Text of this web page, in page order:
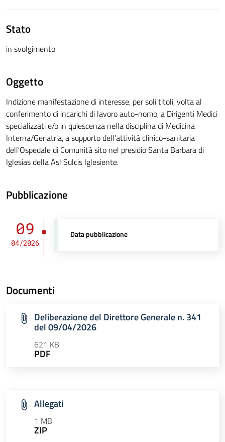
Stato
in svolgimento
Oggetto
Indizione manifestazione di interesse, per soli titoli, volta al
conferimento di incarichi di lavoro auto-nomo, a Dirigenti Medici
specializzati e/o in quiescenza nella disciplina di Medicina
Interna/Geriatria, a supporto dell'attività clinico-sanitaria
dell'Ospedale di Comunità sito nel presidio Santa Barbara di
Iglesias della Asl Sulcis Iglesiente.
Pubblicazione
09
04/2026
Data pubblicazione
Documenti
Deliberazione del Direttore Generale n. 341
del 09/04/2026
621 KB
PDF
Allegati
1 MB
ZIP